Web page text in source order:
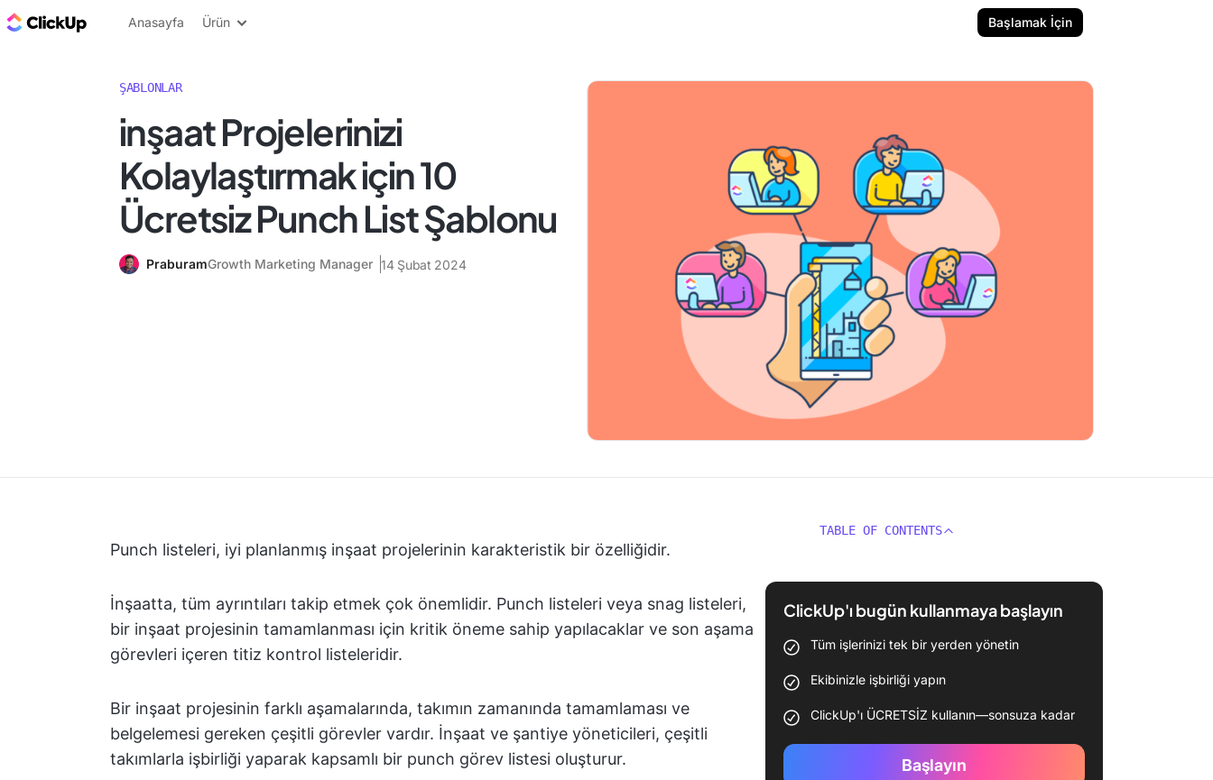
ClickUp Blog
Anasayfa Ürün Başlamak İçin
ŞABLONLAR
i̇nşaat Projelerinizi
Kolaylaştırmak için 10
Ücretsiz Punch List Şablonu
PraburamGrowth Marketing Manager 14 Şubat 2024
Punch listeleri, iyi planlanmış inşaat projelerinin karakteristik bir özelliğidir.
İnşaatta, tüm ayrıntıları takip etmek çok önemlidir. Punch listeleri veya snag listeleri,
bir inşaat projesinin tamamlanması için kritik öneme sahip yapılacaklar ve son aşama
görevleri içeren titiz kontrol listeleridir.
Bir inşaat projesinin farklı aşamalarında, takımın zamanında tamamlaması ve
belgelemesi gereken çeşitli görevler vardır. İnşaat ve şantiye yöneticileri, çeşitli
takımlarla işbirliği yaparak kapsamlı bir punch görev listesi oluşturur.
TABLE OF CONTENTS
ClickUp'ı bugün kullanmaya başlayın
Tüm işlerinizi tek bir yerden yönetin
Ekibinizle işbirliği yapın
ClickUp'ı ÜCRETSİZ kullanın—sonsuza kadar
Başlayın